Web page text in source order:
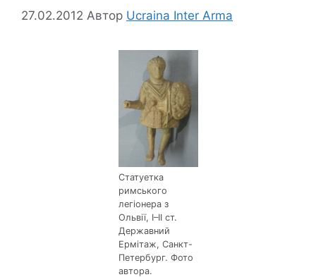
27.02.2012 Автор Ucraina Inter Arma
Статуетка
римського
легіонера з
Ольвії, І–ІІ ст.
Державний
Ермітаж, Санкт-
Петербург. Фото
автора.